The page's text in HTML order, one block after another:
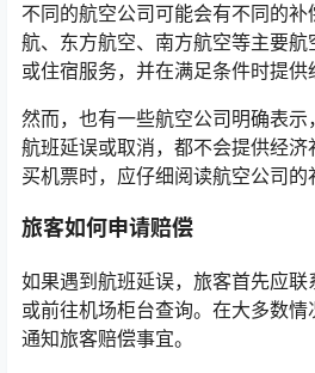
不同的航空公司可能会有不同的
航、东方航空、南方航空等主要
或住宿服务，并在满足条件时提供
然而，也有一些航空公司明确表
航班延误或取消，都不会提供经
买机票时，应仔细阅读航空公司的
旅客如何申请赔偿
如果遇到航班延误，旅客首先应
或前往机场柜台查询。在大多数
通知旅客赔偿事宜。